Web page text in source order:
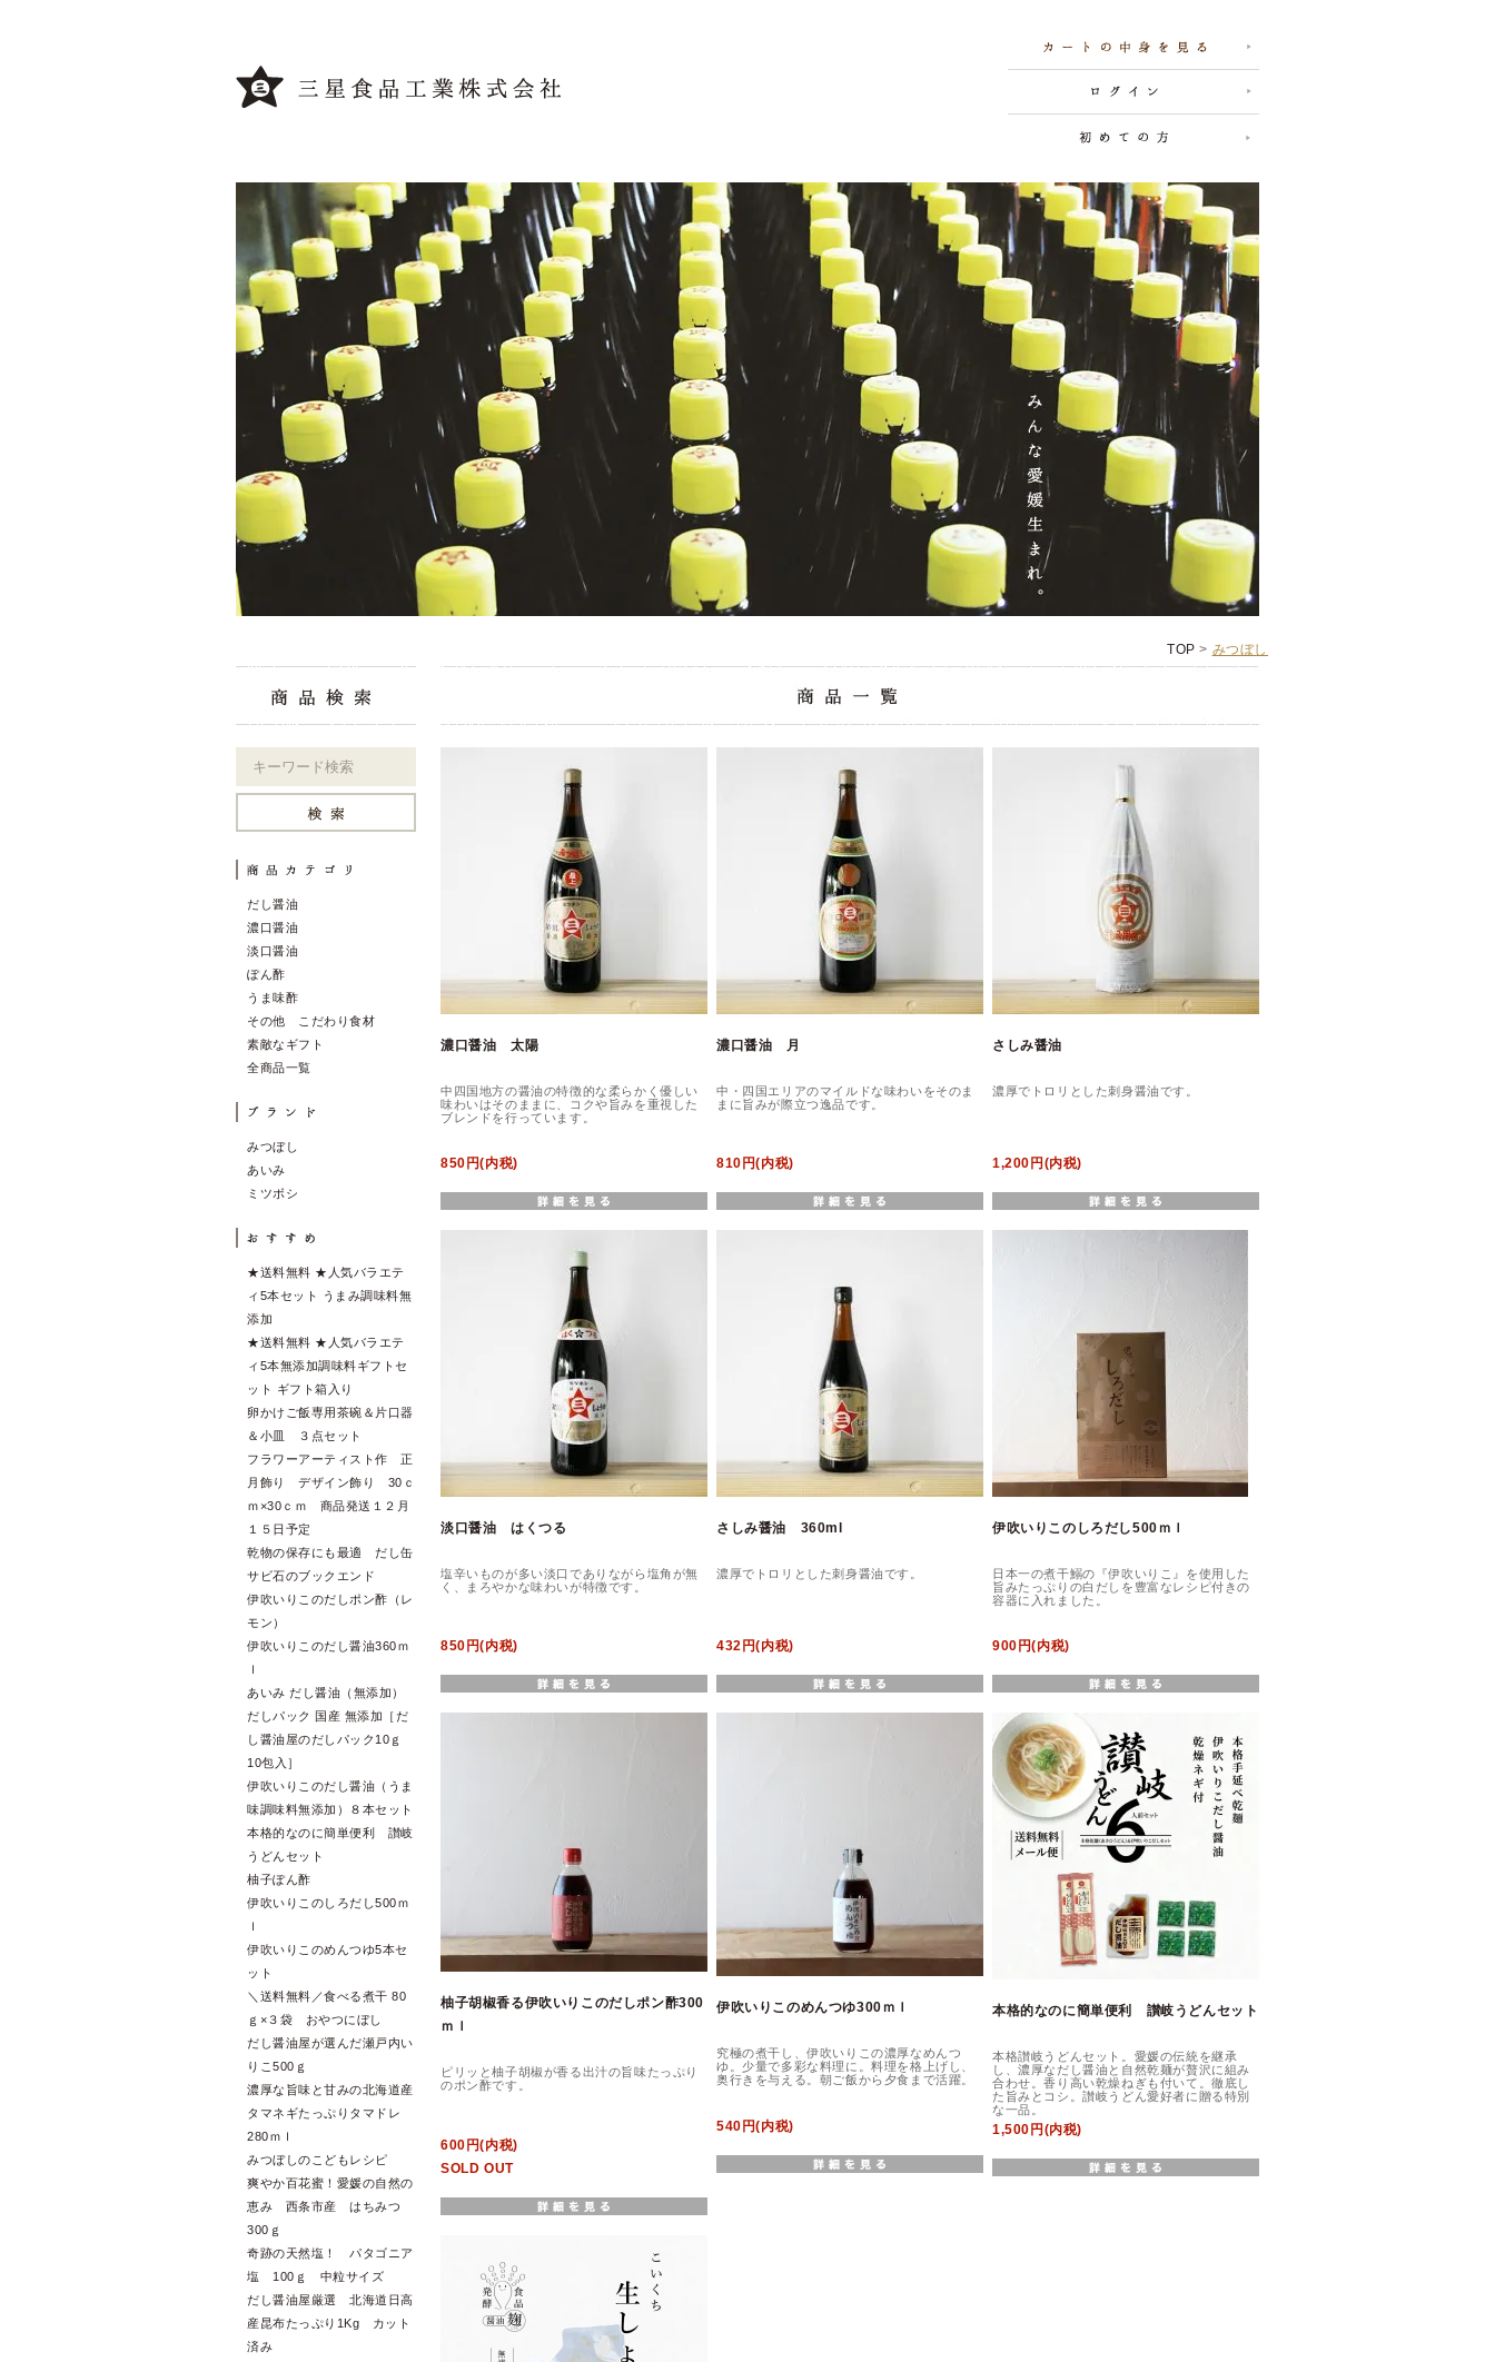
TOP > みつぼし
濃口醤油 太陽
中四国地方の醤油の特徴的な柔らかく優しい
味わいはそのままに、コクや旨みを重視した
ブレンドを行っています。
850円(内税)
濃口醤油 月
中・四国エリアのマイルドな味わいをそのま
まに旨みが際立つ逸品です。
810円(内税)
さしみ醤油
濃厚でトロリとした刺身醤油です。
1,200円(内税)
淡口醤油 はくつる
塩辛いものが多い淡口でありながら塩角が無
く、まろやかな味わいが特徴です。
850円(内税)
さしみ醤油 360ml
濃厚でトロリとした刺身醤油です。
432円(内税)
伊吹いりこのしろだし500ｍｌ
日本一の煮干鰯の『伊吹いりこ』を使用した
旨みたっぷりの白だしを豊富なレシピ付きの
容器に入れました。
900円(内税)
柚子胡椒香る伊吹いりこのだしポン酢300
ｍｌ
ピリッと柚子胡椒が香る出汁の旨味たっぷり
のポン酢です。
600円(内税)
SOLD OUT
伊吹いりこのめんつゆ300ｍｌ
究極の煮干し、伊吹いりこの濃厚なめんつ
ゆ。少量で多彩な料理に。料理を格上げし、
奥行きを与える。朝ご飯から夕食まで活躍。
540円(内税)
本格的なのに簡単便利 讃岐うどんセット
本格讃岐うどんセット。愛媛の伝統を継承
し、濃厚なだし醤油と自然乾麺が贅沢に組み
合わせ。香り高い乾燥ねぎも付いて。徹底し
た旨みとコシ。讃岐うどん愛好者に贈る特別
な一品。
1,500円(内税)
だし醤油
濃口醤油
淡口醤油
ぽん酢
うま味酢
その他 こだわり食材
素敵なギフト
全商品一覧
みつぼし
あいみ
ミツボシ
★送料無料 ★人気バラエテ
ィ5本セット うまみ調味料無
添加
★送料無料 ★人気バラエテ
ィ5本無添加調味料ギフトセ
ット ギフト箱入り
卵かけご飯専用茶碗＆片口器
＆小皿 ３点セット
フラワーアーティスト作 正
月飾り デザイン飾り 30ｃ
ｍ×30ｃｍ 商品発送１２月
１５日予定
乾物の保存にも最適 だし缶
サビ石のブックエンド
伊吹いりこのだしポン酢（レ
モン）
伊吹いりこのだし醤油360ｍ
ｌ
あいみ だし醤油（無添加）
だしパック 国産 無添加［だ
し醤油屋のだしパック10ｇ
10包入］
伊吹いりこのだし醤油（うま
味調味料無添加）８本セット
本格的なのに簡単便利 讃岐
うどんセット
柚子ぽん酢
伊吹いりこのしろだし500ｍ
ｌ
伊吹いりこのめんつゆ5本セ
ット
＼送料無料／食べる煮干 80
ｇ×３袋 おやつにぼし
だし醤油屋が選んだ瀬戸内い
りこ500ｇ
濃厚な旨味と甘みの北海道産
タマネギたっぷりタマドレ
280ｍｌ
みつぼしのこどもレシピ
爽やか百花蜜！愛媛の自然の
恵み 西条市産 はちみつ
300ｇ
奇跡の天然塩！ パタゴニア
塩 100ｇ 中粒サイズ
だし醤油屋厳選 北海道日高
産昆布たっぷり1Kg カット
済み